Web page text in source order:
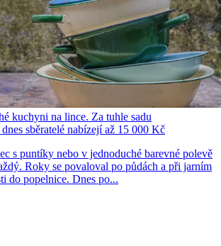
kuchyni na lince. Za tuhle sadu
sběratelé nabízejí až 15 000 Kč
s puntíky nebo v jednoduché barevné polevě
Roky se povaloval po půdách a při jarním
do popelnice. Dnes po...